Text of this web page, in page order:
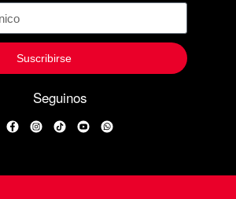
Suscribirse
Seguinos
FacebookInstagram
TikTokYouTubeWhatsApp